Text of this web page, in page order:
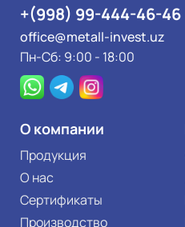
О компании
Продукция
О нас
Сертификаты
Производство
+(998) 99-444-46-46
office@metall-invest.uz
Пн-Сб: 9:00 - 18:00